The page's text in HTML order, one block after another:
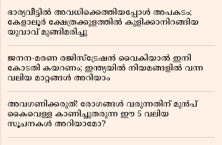
ഭാര്യവീട്ടിൽ അവധിക്കെത്തിയപ്പോൾ അപകടം;
കേളാലൂർ ക്ഷേത്രക്കുളത്തിൽ കുളിക്കാനിറങ്ങിയ
യുവാവ് മുങ്ങിമരിച്ചു
ജനന-മരണ രജിസ്ട്രേഷൻ വൈകിയാൽ ഇനി
കോടതി കയറണം; ഇന്ത്യയിൽ നിയമങ്ങളിൽ വന്ന
വലിയ മാറ്റങ്ങൾ അറിയാം
അവഗണിക്കരുത്! രോഗങ്ങൾ വരുന്നതിന് മുൻപ്
കൈവെള്ള കാണിച്ചുതരുന്ന ഈ 5 വലിയ
സൂചനകൾ അറിയാമോ?